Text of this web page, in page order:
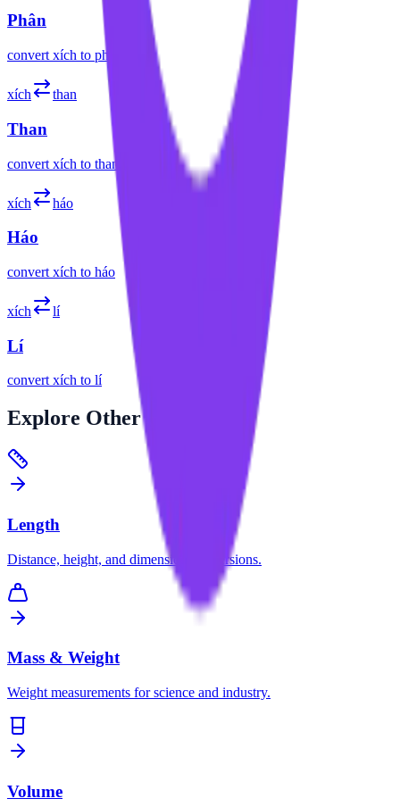
Phân
convert xích to phân
xích than
Than
convert xích to than
xích háo
Háo
convert xích to háo
xích lí
Lí
convert xích to lí
Explore Other Categories
Length
Distance, height, and dimension conversions.
Mass & Weight
Weight measurements for science and industry.
Volume